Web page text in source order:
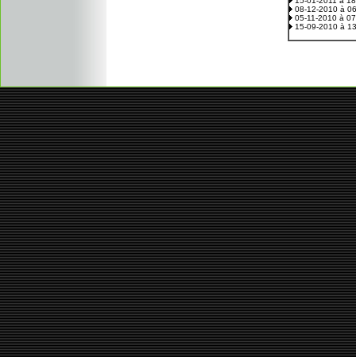
08-12-2010 à
05-11-2010 à
15-09-2010 à